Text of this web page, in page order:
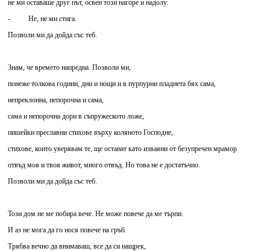
не ми оставаше друг път, освен този нагоре и надолу.
- Не, не ми стига.
Позволи ми да дойда със теб.
Знам, че времето напредна. Позволи ми,
понеже толкова години, дни и нощи и в пурпурни пладнета бях сама,
непреклонна, непорочна и сама,
сама и непорочна дори в съпружеското ложе,
пишейки преславни стихове върху коляното Господне,
стихове, които уверявам те, ще останат като изваяни от безупречен мрамор
отвъд моя и твоя живот, много отвъд. Но това не е достатъчно.
Позволи ми да дойда със теб.
Този дом не ме побира вече. Не може повече да ме търпи.
И аз не мога да го нося повече на гръб.
Трябва вечно да внимаваш, все да си нащрек,